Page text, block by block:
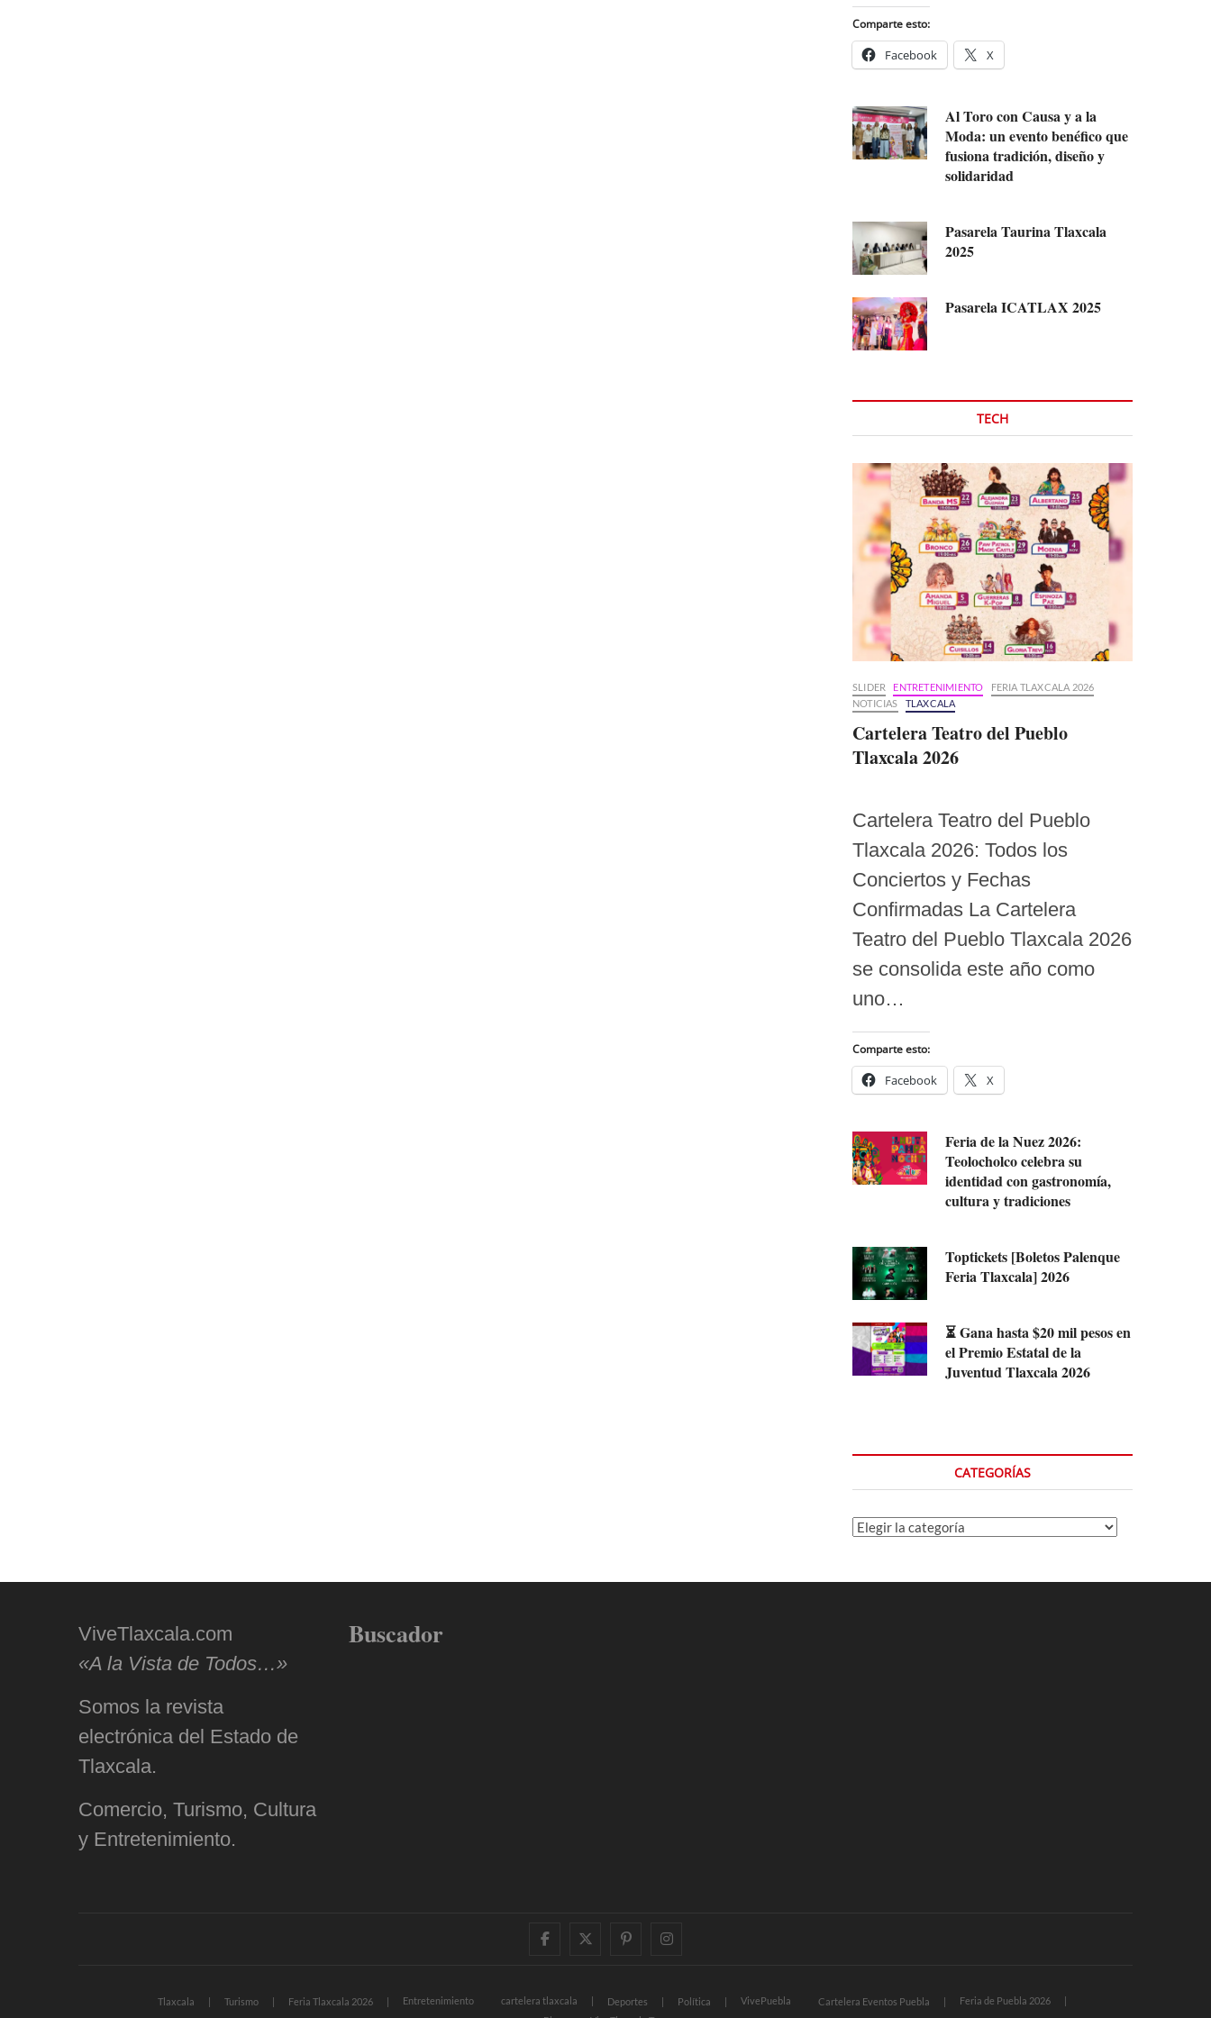
Comparte esto:
Facebook X
Al Toro con Causa y a la
Moda: un evento benéfico que
fusiona tradición, diseño y
solidaridad
Pasarela Taurina Tlaxcala
2025
Pasarela ICATLAX 2025
TECH
SLIDER ENTRETENIMIENTO
FERIA TLAXCALA 2026
NOTICIAS
TLAXCALA
Cartelera Teatro del Pueblo
Tlaxcala 2026
Cartelera Teatro del Pueblo
Tlaxcala 2026: Todos los
Conciertos y Fechas
Confirmadas La Cartelera
Teatro del Pueblo Tlaxcala 2026
se consolida este año como
uno…
Comparte esto:
Facebook X
Feria de la Nuez 2026:
Teolocholco celebra su
identidad con gastronomía,
cultura y tradiciones
Toptickets [Boletos Palenque
Feria Tlaxcala] 2026
⏳ Gana hasta $20 mil pesos en
el Premio Estatal de la
Juventud Tlaxcala 2026
CATEGORÍAS
Categorías
ViveTlaxcala.com
«A la Vista de Todos…»
Somos la revista
electrónica del Estado de
Tlaxcala.
Comercio, Turismo, Cultura
y Entretenimiento.
Buscador
facebooktwitter
pinterestinstagram
Tlaxcala Turismo Feria Tlaxcala 2026 Entretenimiento cartelera tlaxcala Deportes Política VivePuebla Cartelera Eventos Puebla
Feria de Puebla 2026